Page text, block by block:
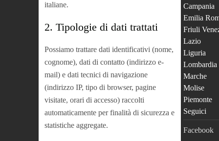
italiane.
2. Tipologie di dati trattati
Possiamo trattare dati identificativi (nome,
cognome), dati di contatto (indirizzo e-
mail) e dati tecnici di navigazione
(indirizzo IP, tipo di browser, pagine
visitate, orari di accesso) raccolti
automaticamente per finalità di sicurezza e
statistiche aggregate.
Campania
Emilia
Friuli
Lazio
Liguria
Lombardia
Marche
Molise
Piemonte
Seguici
Facebook